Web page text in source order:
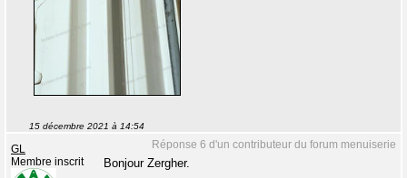
15 décembre 2021 à 14:54
Réponse 6 d'un contributeur du forum menuiserie
GL
Membre inscrit
Bonjour Zergher.